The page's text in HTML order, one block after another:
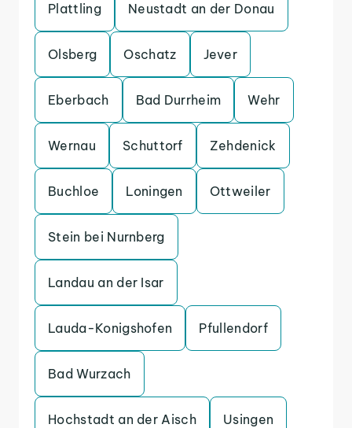
Plattling Neustadt an der Donau
Olsberg Oschatz Jever
Eberbach Bad Durrheim Wehr
Wernau Schuttorf Zehdenick
Buchloe Loningen Ottweiler
Stein bei Nurnberg
Landau an der Isar
Lauda-Konigshofen Pfullendorf
Bad Wurzach
Hochstadt an der Aisch Usingen